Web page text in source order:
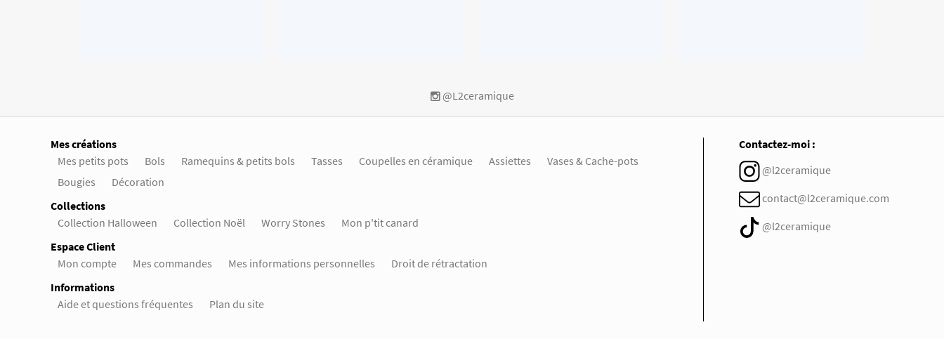
@L2ceramique
Mes créations
Mes petits pots
Bols Ramequins & petits bols Tasses Coupelles en céramique Assiettes
Vases & Cache-pots
Bougies
Décoration
Collections
Collection Halloween
Collection Noël Worry Stones
Mon p'tit canard
Espace Client
Mon compte
Mes commandes Mes informations personnelles
Droit de rétractation
Informations
Aide et questions fréquentes
Plan du site
Contactez-moi :
@l2ceramique
contact@l2ceramique.com
@l2ceramique